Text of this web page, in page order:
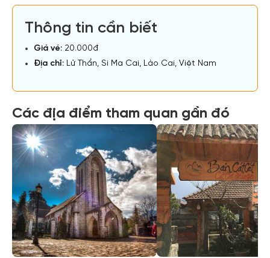
Thông tin cần biết
Giá vé: 20.000đ
Địa chỉ: Lử Thẩn, Si Ma Cai, Lào Cai, Việt Nam
Các địa điểm tham quan gần đó